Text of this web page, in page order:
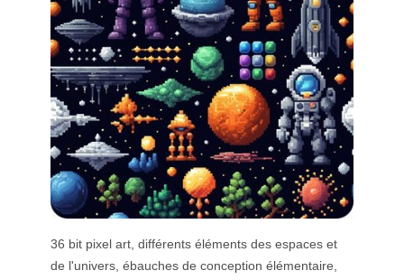
36 bit pixel art, différents éléments des espaces et
de l'univers, ébauches de conception élémentaire,